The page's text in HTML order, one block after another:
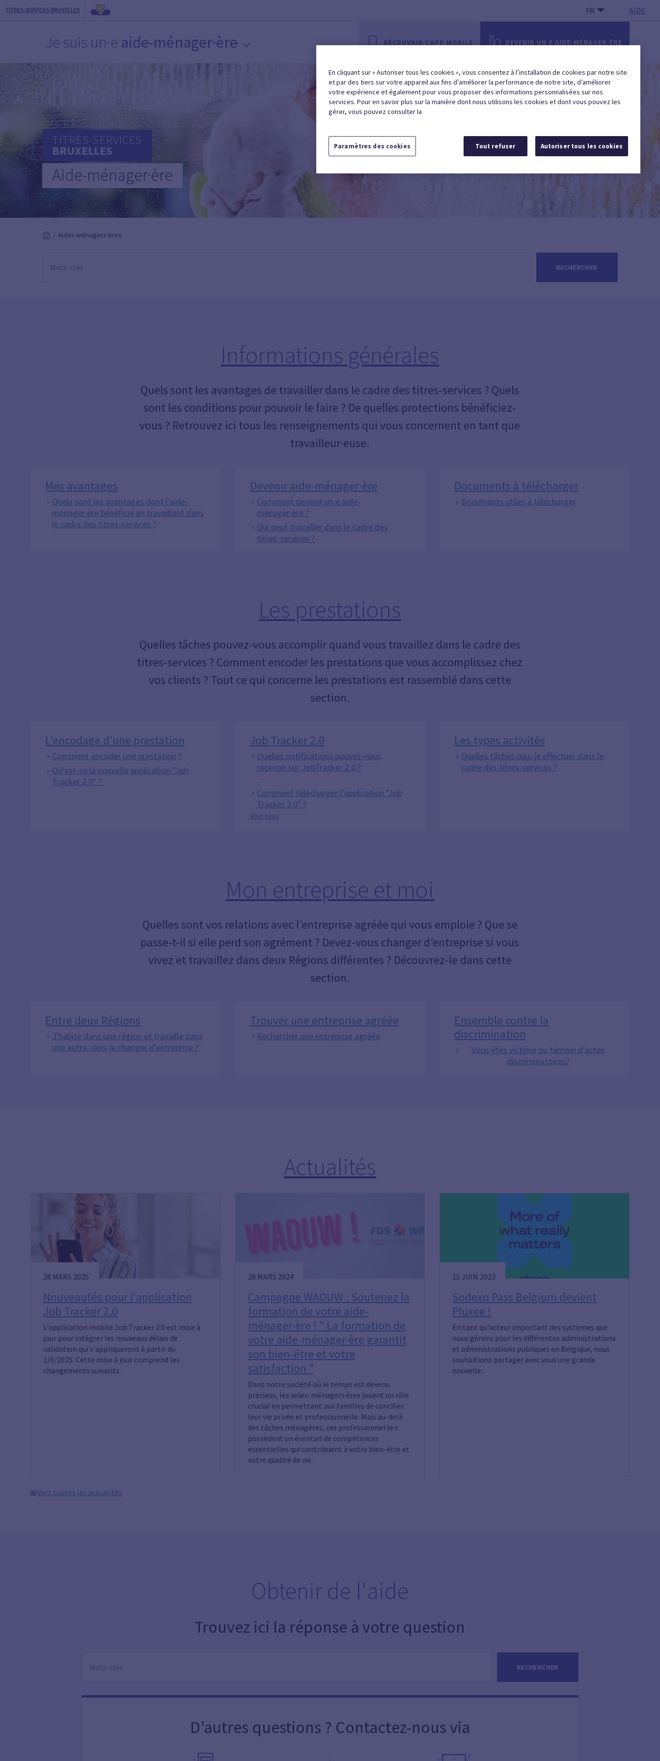
TITRES-SERVICES BRUXELLES FR AIDE
Je suis un·e aide-ménager·ère DÉCOUVRIR L’APP MOBILE DEVENIR UN·E AIDE-MÉNAGER·ÈRE
TITRES-SERVICES
BRUXELLES
Aide-ménager·ère
Aides-ménagers·ères
RECHERCHER
Informations générales
Quels sont les avantages de travailler dans le cadre des titres-services ? Quels
sont les conditions pour pouvoir le faire ? De quelles protections bénéficiez-
vous ? Retrouvez ici tous les renseignements qui vous concernent en tant que
travailleur·euse.
Mes avantages
Quels sont les avantages dont l’aide-
ménager·ère bénéficie en travaillant dans
le cadre des titres-services ?
Devenir aide-ménager·ère
Comment devenir un.e aide-
ménager·ère ?
Qui peut travailler dans le cadre des
titres-services ?
Documents à télécharger
Documents utiles à télécharger
Les prestations
Quelles tâches pouvez-vous accomplir quand vous travaillez dans le cadre des
titres-services ? Comment encoder les prestations que vous accomplissez chez
vos clients ? Tout ce qui concerne les prestations est rassemblé dans cette
section.
L'encodage d'une prestation
Comment encoder une prestation ?
Qu’est-ce la nouvelle application "Job
Tracker 2.0" ?
Job Tracker 2.0
Quelles notifications pouvez-vous
recevoir sur JobTracker 2.0 ?
Comment télécharger l’application "Job
Tracker 2.0" ?
Voir plus
Job Tracker 2.0
Les types activités
Quelles tâches puis-je effectuer dans le
cadre des titres-services ?
Mon entreprise et moi
Quelles sont vos relations avec l’entreprise agréée qui vous emploie ? Que se
passe-t-il si elle perd son agrément ? Devez-vous changer d’entreprise si vous
vivez et travaillez dans deux Régions différentes ? Découvrez-le dans cette
section.
Entre deux Régions
J'habite dans une région et travaille dans
une autre, dois-je changer d'entreprise ?
Trouver une entreprise agréée
Rechercher une entreprise agréée
Ensemble contre la
discrimination
Vous êtes victime ou témoin d'actes
discriminatoires?
Actualités
28 MARS 2025
Nouveautés pour l'application
Job Tracker 2.0
L'application mobile Job Tracker 2.0 est mise à
jour pour intégrer les nouveaux délais de
validation qui s'appliqueront à partir du
1/6/2025. Cette mise à jour comprend les
changements suivants :
28 MARS 2024
Campagne WAOUW : Soutenez la
formation de votre aide-
ménager·ère ! " La formation de
votre aide-ménager·ère garantit
son bien-être et votre
satisfaction "
Dans notre société où le temps est devenu
précieux, les aides-ménagers·ères jouent un rôle
crucial en permettant aux familles de concilier
leur vie privée et professionnelle. Mais au-delà
des tâches ménagères, ces professionnel·le·s
possèdent un éventail de compétences
essentielles qui contribuent à votre bien-être et
votre qualité de vie.
15 JUIN 2023
Sodexo Pass Belgium devient
Pluxee !
En tant qu'acteur important des systèmes que
nous gérons pour les différentes administrations
et administrations publiques en Belgique, nous
souhaitions partager avec vous une grande
nouvelle :
Vers toutes les actualités
Obtenir de l'aide
Trouvez ici la réponse à votre question
RECHERCHER
D’autres questions ? Contactez-nous via
En cliquant sur « Autoriser tous les cookies », vous consentez à l’installation de cookies par notre site
et par des tiers sur votre appareil aux fins d’améliorer la performance de notre site, d’améliorer
votre expérience et également pour vous proposer des informations personnalisées sur nos
services. Pour en savoir plus sur la manière dont nous utilisons les cookies et dont vous pouvez les
gérer, vous pouvez consulter la
Paramètres des cookies Tout refuser Autoriser tous les cookies